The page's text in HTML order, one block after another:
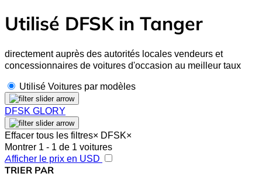
Utilisé DFSK in Tanger
directement auprès des autorités locales vendeurs et
concessionnaires de voitures d'occasion au meilleur taux
Utilisé Voitures par modèles
DFSK GLORY
Effacer tous les filtres× DFSK×
Montrer 1 - 1 de 1 voitures
Afficher le prix en USD
TRIER PAR